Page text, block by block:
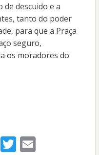
de descuido e a
tanto do poder
para que a Praça
seguro,
os moradores do
T E